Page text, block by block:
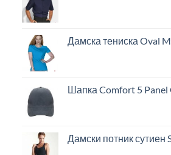
Дамска тениска Oval
Шапка Comfort 5 Panel
Дамски потник сутиен